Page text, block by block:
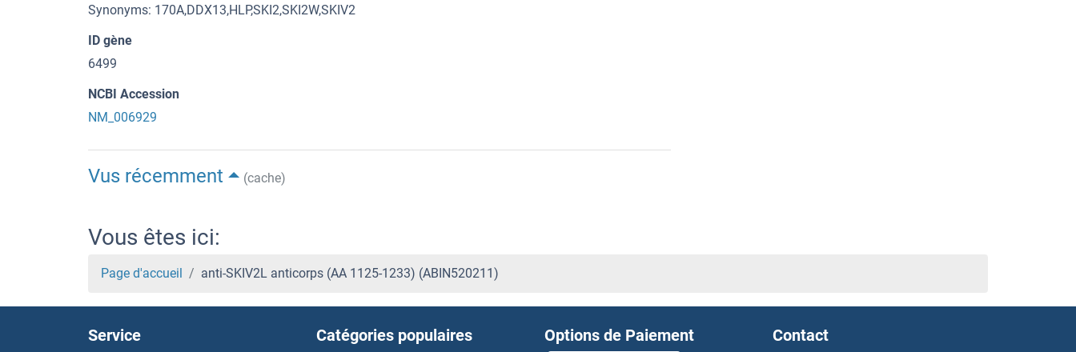
Synonyms: 170A,DDX13,HLP,SKI2,SKI2W,SKIV2
ID gène
6499
NCBI Accession
NM_006929
Vus récemment (cache)
Vous êtes ici:
Page d'accueil anti-SKIV2L anticorps (AA 1125-1233) (ABIN520211)
Service Catégories populaires Options de Paiement Contact